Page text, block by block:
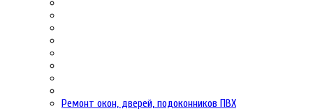
Ремонт окон, дверей, подоконников ПВХ